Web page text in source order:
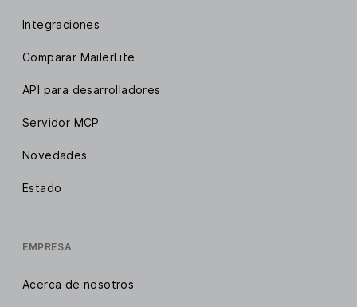
Integraciones
Comparar MailerLite
API para desarrolladores
Servidor MCP
Novedades
Estado
EMPRESA
Acerca de nosotros